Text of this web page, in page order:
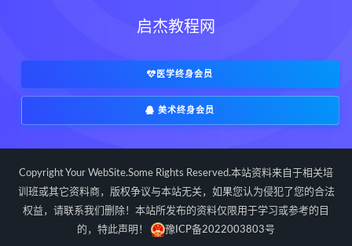
启杰教程网
医学终身会员
美术终身会员
Copyright Your WebSite.Some Rights Reserved.本站资料来自于相关培
训班或其它资料商，版权争议与本站无关，如果您认为侵犯了您的合法
权益，请联系我们删除！本站所发布的资料仅限用于学习或参考的目
的，特此声明！
豫ICP备2022003803号